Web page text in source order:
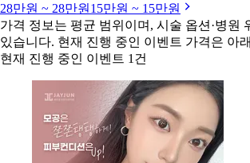
28만원 ~ 28만원 15만원 ~ 15만원
가격 정보는 평균 범위이며, 시술 옵션·병원
있습니다. 현재 진행 중인 이벤트 가격은 아
현재 진행 중인 이벤트 1건